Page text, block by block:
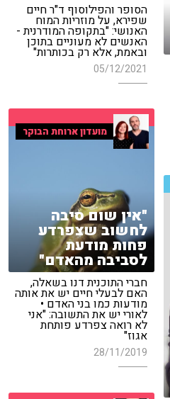
הסופר והפילוסוף ד"ר חיים
שפירא, על מוזריות המוח
האנושי: "בתקופה המודרנית -
האנשים לא מעוניים בתוכן
ובאמת, אלא רק בכותרות"
05/12/2021
מועדון ארוחת הבוקר
"אין שום סיבה
לחשוב שצפרדע
פחות מודעת
לסביבה מהאדם"
חברי התוכנית דנו בשאלה,
האם לבעלי חיים יש את אותה
מודעות כמו בני האדם •
לאורי יש את התשובה: "אני
לא רואה צפרדע פותחת
אגוז"
28/11/2019